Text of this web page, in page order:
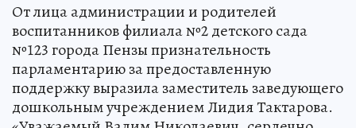
От лица администрации и родителей
воспитанников филиала №2 детского сада
№123 города Пензы признательность
парламентарию за предоставленную
поддержку выразила заместитель заведующего
дошкольным учреждением Лидия Тактарова.